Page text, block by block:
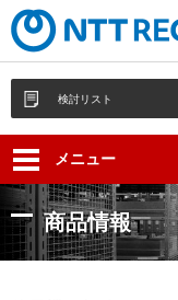
検討リスト
メニュー
商品情報